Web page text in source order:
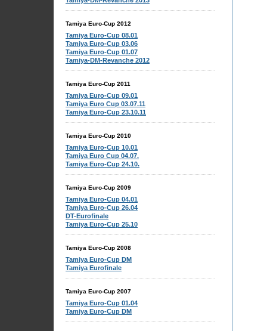
Tamiya Euro-Cup 2012
Tamiya Euro-Cup 08.01
Tamiya Euro-Cup 03.06
Tamiya Euro-Cup 01.07
Tamiya-DM-Revanche 2012
Tamiya Euro-Cup 2011
Tamiya Euro-Cup 09.01
Tamiya Euro Cup 03.07.11
Tamiya Euro-Cup 23.10.11
Tamiya Euro-Cup 2010
Tamiya Euro-Cup 10.01
Tamiya Euro Cup 04.07.
Tamiya Euro-Cup 24.10.
Tamiya Euro-Cup 2009
Tamiya Euro-Cup 04.01
Tamiya Euro-Cup 26.04
DT-Eurofinale
Tamiya Euro-Cup 25.10
Tamiya Euro-Cup 2008
Tamiya Euro-Cup DM
Tamiya Eurofinale
Tamiya Euro-Cup 2007
Tamiya Euro-Cup 01.04
Tamiya Euro-Cup DM